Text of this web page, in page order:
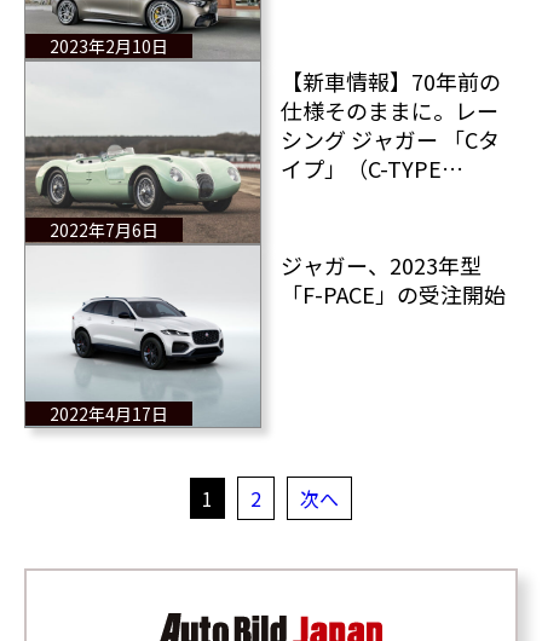
2023年2月10日
2022年7月6日
【新車情報】70年前の
仕様そのままに。レー
シング ジャガー 「Cタ
イプ」（C-TYPE
2022年4月17日
ジャガー、2023年型
「F-PACE」の受注開始
1 2 次へ